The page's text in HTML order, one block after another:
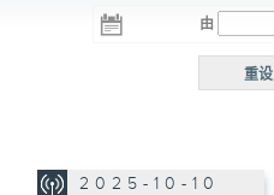
电台 电台
R5
由
重设
2025-10-10